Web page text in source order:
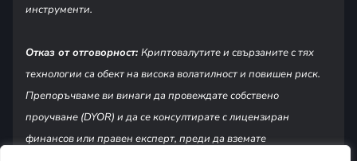
инструменти.
Отказ от отговорност: Криптовалутите и свързаните с тях
технологии са обект на висока волатилност и повишен риск.
Препоръчваме ви винаги да провеждате собствено
проучване (DYOR) и да се консултирате с лицензиран
финансов или правен експерт, преди да вземате